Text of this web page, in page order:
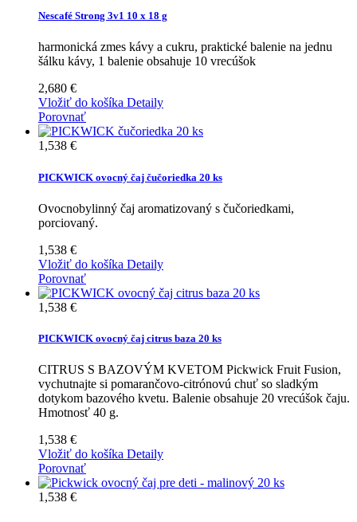
Nescafé Strong 3v1 10 x 18 g
harmonická zmes kávy a cukru, praktické balenie na jednu
šálku kávy, 1 balenie obsahuje 10 vrecúšok
2,680 €
Vložiť do košíka Detaily
Porovnať
1,538 €
PICKWICK ovocný čaj čučoriedka 20 ks
Ovocnobylinný čaj aromatizovaný s čučoriedkami,
porciovaný.
1,538 €
Vložiť do košíka Detaily
Porovnať
1,538 €
PICKWICK ovocný čaj citrus baza 20 ks
CITRUS S BAZOVÝM KVETOM Pickwick Fruit Fusion,
vychutnajte si pomarančovo-citrónovú chuť so sladkým
dotykom bazového kvetu. Balenie obsahuje 20 vrecúšok čaju.
Hmotnosť 40 g.
1,538 €
Vložiť do košíka Detaily
Porovnať
1,538 €